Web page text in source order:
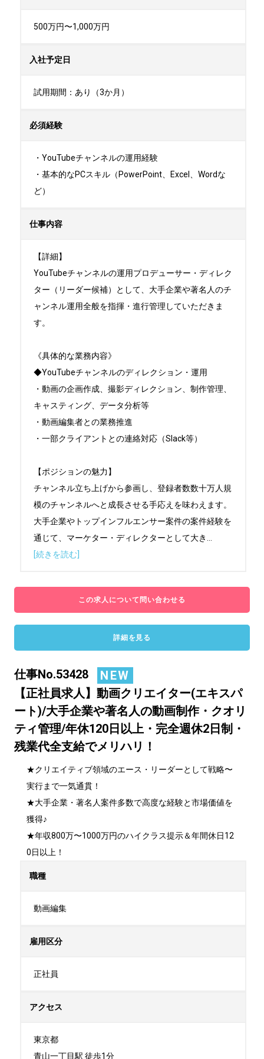
500万円〜1,000万円
入社予定日
試用期間：あり（3か月）
必須経験
・YouTubeチャンネルの運用経験
・基本的なPCスキル（PowerPoint、Excel、Wordな
ど）
仕事内容
【詳細】
YouTubeチャンネルの運用プロデューサー・ディレク
ター（リーダー候補）として、大手企業や著名人のチ
ャンネル運用全般を指揮・進行管理していただきま
す。
《具体的な業務内容》
◆YouTubeチャンネルのディレクション・運用
・動画の企画作成、撮影ディレクション、制作管理、
キャスティング、データ分析等
・動画編集者との業務推進
・一部クライアントとの連絡対応（Slack等）
【ポジションの魅力】
チャンネル立ち上げから参画し、登録者数数十万人規
模のチャンネルへと成長させる手応えを味わえます。
大手企業やトップインフルエンサー案件の案件経験を
通じて、マーケター・ディレクターとして大き...
[続きを読む]
この求人について問い合わせる
詳細を見る
仕事No.53428
NEW
【正社員求人】動画クリエイター(エキスパ
ート)/大手企業や著名人の動画制作・クオリ
ティ管理/年休120日以上・完全週休2日制・
残業代全支給でメリハリ！
★クリエイティブ領域のエース・リーダーとして戦略〜
実行まで一気通貫！
★大手企業・著名人案件多数で高度な経験と市場価値を
獲得♪
★年収800万〜1000万円のハイクラス提示＆年間休日12
0日以上！
職種
動画編集
雇用区分
正社員
アクセス
東京都
青山一丁目駅 徒歩1分